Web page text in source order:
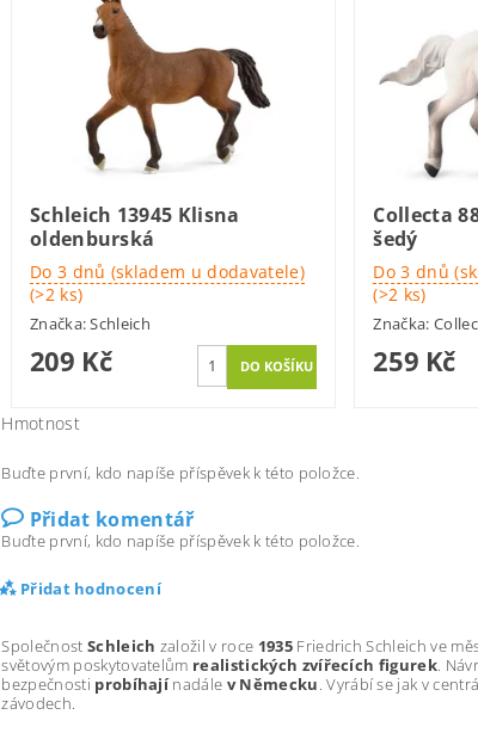
Schleich 13945 Klisna
oldenburská
Do 3 dnů (skladem u dodavatele)
(>2 ks)
Značka:Schleich
209 Kč
Collecta
šedý
Do 3 dnů
(>2 ks)
Značka:
259 Kč
Hmotnost
Buďte první, kdo napíše příspěvek k této položce.
Přidat komentář
Buďte první, kdo napíše příspěvek k této položce.
Přidat hodnocení
Společnost Schleich založil v roce 1935Friedrich Schleich ve
světovým poskytovatelům realistických zvířecích figurek .
bezpečnosti probíhajínadále v Německu . Vyrábí se jak v
závodech.